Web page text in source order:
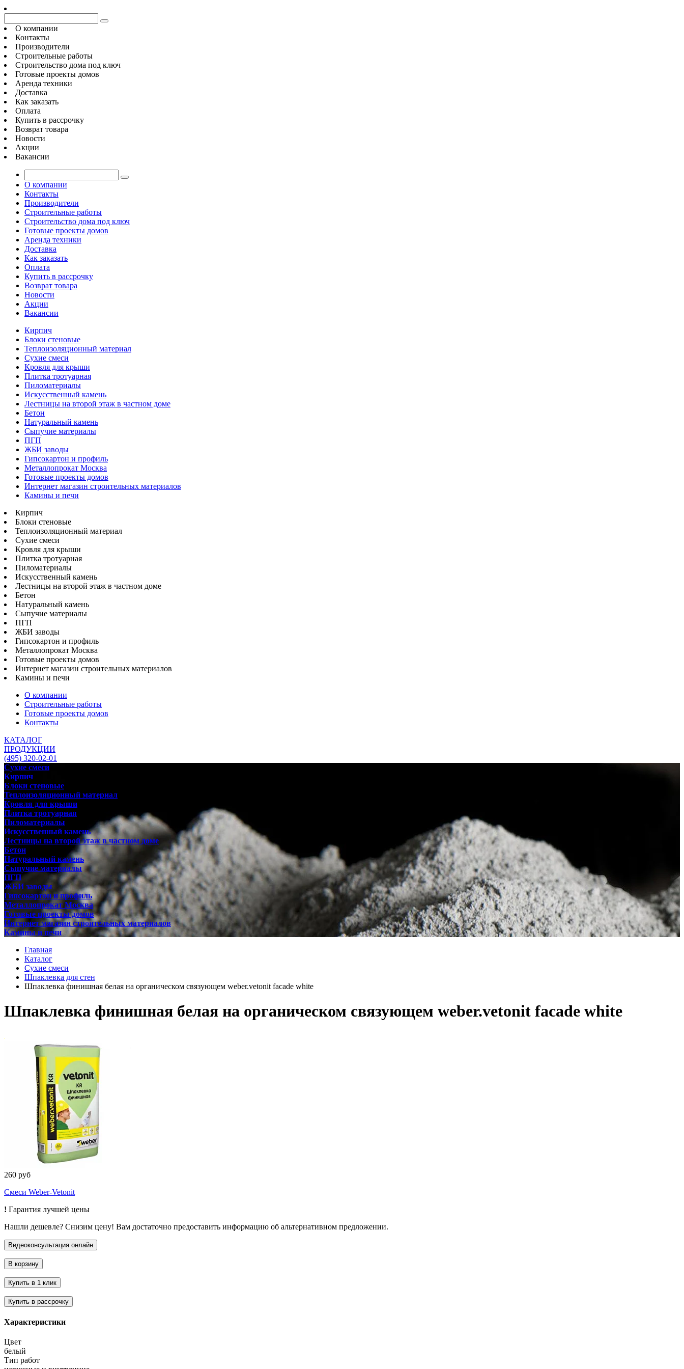
О компании
Контакты
Производители
Строительные работы
Строительство дома под ключ
Готовые проекты домов
Аренда техники
Доставка
Как заказать
Оплата
Купить в рассрочку
Возврат товара
Новости
Акции
Вакансии
О компании
Контакты
Производители
Строительные работы
Строительство дома под ключ
Готовые проекты домов
Аренда техники
Доставка
Как заказать
Оплата
Купить в рассрочку
Возврат товара
Новости
Акции
Вакансии
Кирпич
Блоки стеновые
Теплоизоляционный материал
Сухие смеси
Кровля для крыши
Плитка тротуарная
Пиломатериалы
Искусственный камень
Лестницы на второй этаж в частном доме
Бетон
Натуральный камень
Сыпучие материалы
ПГП
ЖБИ заводы
Гипсокартон и профиль
Металлопрокат Москва
Готовые проекты домов
Интернет магазин строительных материалов
Камины и печи
Кирпич
Блоки стеновые
Теплоизоляционный материал
Сухие смеси
Кровля для крыши
Плитка тротуарная
Пиломатериалы
Искусственный камень
Лестницы на второй этаж в частном доме
Бетон
Натуральный камень
Сыпучие материалы
ПГП
ЖБИ заводы
Гипсокартон и профиль
Металлопрокат Москва
Готовые проекты домов
Интернет магазин строительных материалов
Камины и печи
О компании
Строительные работы
Готовые проекты домов
Контакты
КАТАЛОГ
ПРОДУКЦИИ
(495) 320-02-01
Сухие смеси
Кирпич
Блоки стеновые
Теплоизоляционный материал
Кровля для крыши
Плитка тротуарная
Пиломатериалы
Искусственный камень
Лестницы на второй этаж в частном доме
Бетон
Натуральный камень
Сыпучие материалы
ПГП
ЖБИ заводы
Гипсокартон и профиль
Металлопрокат Москва
Готовые проекты домов
Интернет магазин строительных материалов
Камины и печи
Главная
Каталог
Сухие смеси
Шпаклевка для стен
Шпаклевка финишная белая на органическом связующем weber.vetonit facade white
Шпаклевка финишная белая на органическом связующем weber.vetonit facade white
260 руб
Смеси Weber-Vetonit
! Гарантия лучшей цены
Нашли дешевле? Снизим цену! Вам достаточно предоставить информацию об альтернативном предложении.
Характеристики
Цвет
белый
Тип работ